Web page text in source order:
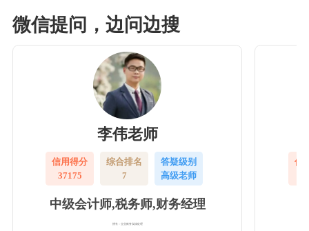
微信提问，边问边搜
李伟老师
信用得分
37175
综合排名
7
答疑级别
高级老师
中级会计师,税务师,财务经理
擅长：企业账务实操处理
信